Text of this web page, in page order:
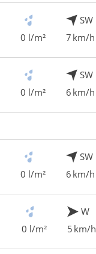
0 l/m²
SW
7 km/h
0 l/m²
SW
6 km/h
0 l/m²
SW
6 km/h
0 l/m²
W
5 km/h